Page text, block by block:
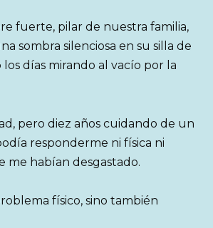
fuerte, pilar de nuestra familia,
sombra silenciosa en su silla de
los días mirando al vacío por la
pero diez años cuidando de un
responderme ni física ni
me habían desgastado.
físico, sino también